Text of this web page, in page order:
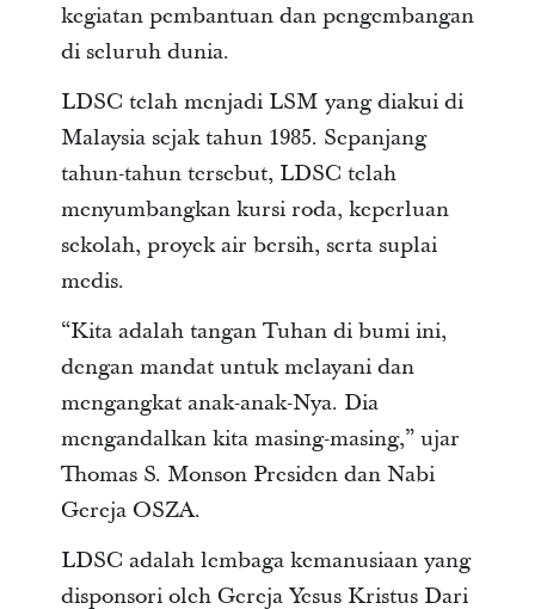
kegiatan pembantuan dan pengembangan
di seluruh dunia.
LDSC telah menjadi LSM yang diakui di
Malaysia sejak tahun 1985. Sepanjang
tahun-tahun tersebut, LDSC telah
menyumbangkan kursi roda, keperluan
sekolah, proyek air bersih, serta suplai
medis.
“Kita adalah tangan Tuhan di bumi ini,
dengan mandat untuk melayani dan
mengangkat anak-anak-Nya. Dia
mengandalkan kita masing-masing,” ujar
Thomas S. Monson Presiden dan Nabi
Gereja OSZA.
LDSC adalah lembaga kemanusiaan yang
disponsori oleh Gereja Yesus Kristus Dari